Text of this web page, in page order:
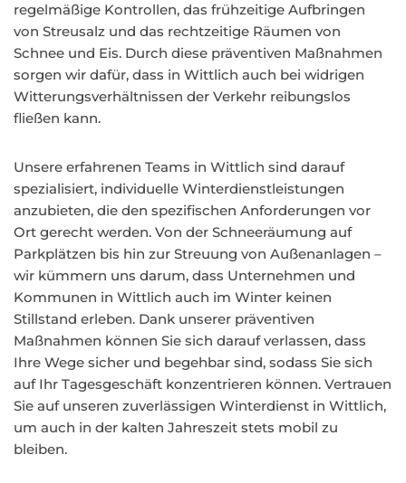
regelmäßige Kontrollen, das frühzeitige Aufbringen
von Streusalz und das rechtzeitige Räumen von
Schnee und Eis. Durch diese präventiven Maßnahmen
sorgen wir dafür, dass in Wittlich auch bei widrigen
Witterungsverhältnissen der Verkehr reibungslos
fließen kann.
Unsere erfahrenen Teams in Wittlich sind darauf
spezialisiert, individuelle Winterdienstleistungen
anzubieten, die den spezifischen Anforderungen vor
Ort gerecht werden. Von der Schneeräumung auf
Parkplätzen bis hin zur Streuung von Außenanlagen –
wir kümmern uns darum, dass Unternehmen und
Kommunen in Wittlich auch im Winter keinen
Stillstand erleben. Dank unserer präventiven
Maßnahmen können Sie sich darauf verlassen, dass
Ihre Wege sicher und begehbar sind, sodass Sie sich
auf Ihr Tagesgeschäft konzentrieren können. Vertrauen
Sie auf unseren zuverlässigen Winterdienst in Wittlich,
um auch in der kalten Jahreszeit stets mobil zu
bleiben.